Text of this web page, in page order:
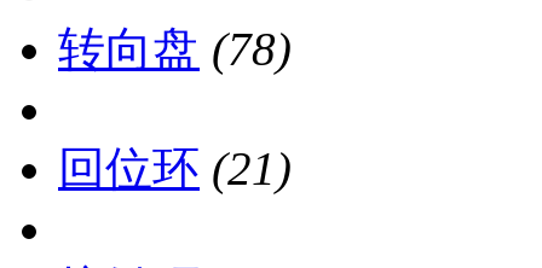
转向盘 (78)
回位环 (21)